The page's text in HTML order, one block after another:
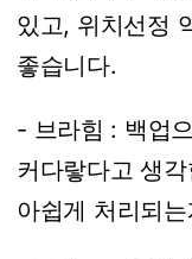
있고, 위치선정
좋습니다.
- 브라힘 : 백업
커다랗다고 생
아쉽게 처리되